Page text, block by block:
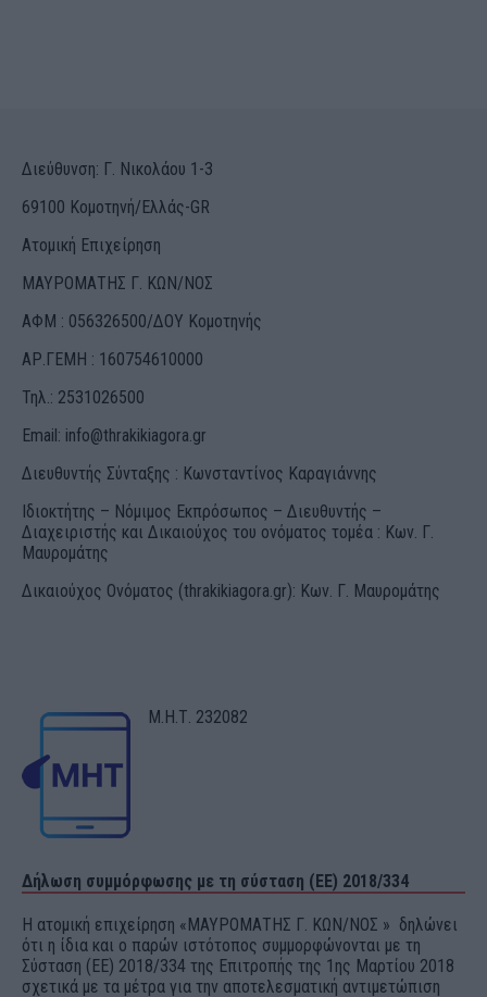
Διεύθυνση: Γ. Νικολάου 1-3
69100 Κομοτηνή/Ελλάς-GR
Ατομική Επιχείρηση
ΜΑΥΡΟΜΑΤΗΣ Γ. ΚΩΝ/ΝΟΣ
ΑΦΜ : 056326500/ΔOΥ Κομοτηνής
ΑΡ.ΓΕΜΗ : 160754610000
Τηλ.: 2531026500
Email: info@thrakikiagora.gr
Διευθυντής Σύνταξης : Κωνσταντίνος Καραγιάννης
Ιδιοκτήτης – Νόμιμος Εκπρόσωπος – Διευθυντής –
Διαχειριστής και Δικαιούχος του ονόματος τομέα : Κων. Γ.
Μαυρομάτης
Δικαιούχος Ονόματος (thrakikiagora.gr): Κων. Γ. Μαυρομάτης
Μ.Η.Τ. 232082
Δήλωση συμμόρφωσης με τη σύσταση (ΕΕ) 2018/334
Η ατομική επιχείρηση «ΜΑΥΡΟΜΑΤΗΣ Γ. ΚΩΝ/ΝΟΣ » δηλώνει
ότι η ίδια και ο παρών ιστότοπος συμμορφώνονται με τη
Σύσταση (ΕΕ) 2018/334 της Επιτροπής της 1ης Μαρτίου 2018
σχετικά με τα μέτρα για την αποτελεσματική αντιμετώπιση